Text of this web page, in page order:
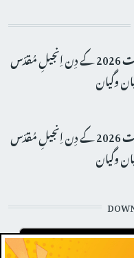
آج مورخہ 8 اگست 2026 کے دِن اِنجیلِ مُقدّس
وگیان
آج مورخہ 6 اگست 2026 کے دِن اِنجیلِ مُقدّس
وگیان